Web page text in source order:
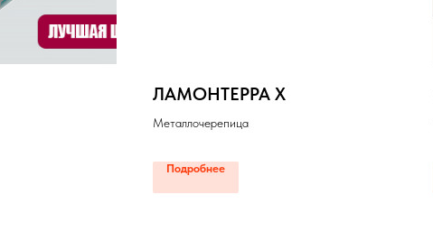
ЛАМОНТЕРРА Х
Металлочерепица
Подробнее